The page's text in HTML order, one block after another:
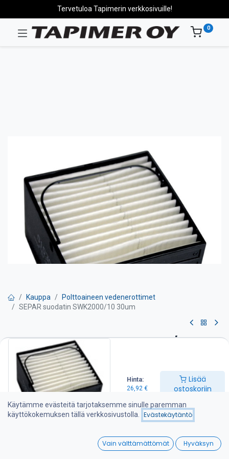
Hinta:
26,92 €
Lisää
ostoskoriin
Wishlist
Tervetuloa Tapimerin verkkosivuille!
0
Kauppa
Polttoaineen vedenerottimet
SEPAR suodatin SWK2000/10 30um
SEPAR suodatin SWK2000/10
30um
26,92€
Lisää ostoskoriin
Käytämme evästeitä tarjotaksemme sinulle paremman
käyttökokemuksen tällä verkkosivustolla.
Evästekäytäntö
Vain välttämättömät Hyväksyn